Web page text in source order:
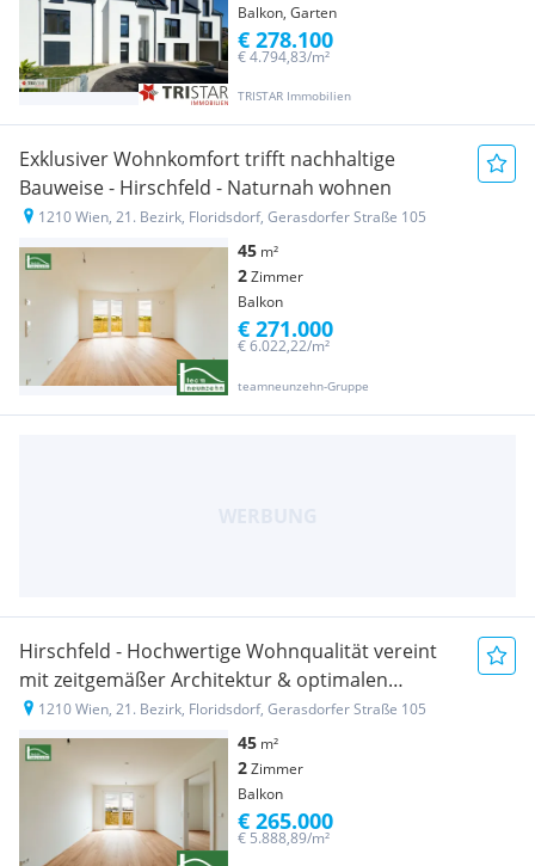
Balkon, Garten
TRISTAR Immobilien
€ 4.794,83/m²
€ 278.100
Exklusiver Wohnkomfort trifft nachhaltige
Bauweise - Hirschfeld - Naturnah wohnen
1210 Wien, 21. Bezirk, Floridsdorf, Gerasdorfer Straße 105
45 m²
2Zimmer
Balkon
teamneunzehn-Gruppe
€ 6.022,22/m²
€ 271.000
Hirschfeld - Hochwertige Wohnqualität vereint
mit zeitgemäßer Architektur & optimalen
Grundriss
1210 Wien, 21. Bezirk, Floridsdorf, Gerasdorfer Straße 105
45 m²
2Zimmer
Balkon
€ 5.888,89/m²
€ 265.000